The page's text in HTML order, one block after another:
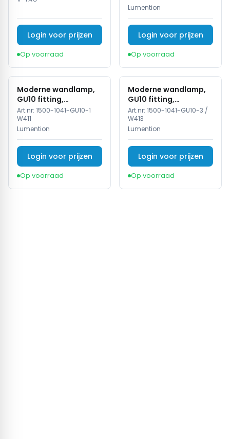
Login voor prijzen
Op voorraad
Lumention
Login voor prijzen
Op voorraad
Moderne wandlamp,
GU10 fitting,
Aluminium, IP65, Wit
Art.nr: 1500-1041-GU10-1
W411
Lumention
Login voor prijzen
Op voorraad
Moderne wandlamp,
GU10 fitting,
Aluminium, IP65, Zwart
Art.nr: 1500-1041-GU10-3 /
W413
Lumention
Login voor prijzen
Op voorraad